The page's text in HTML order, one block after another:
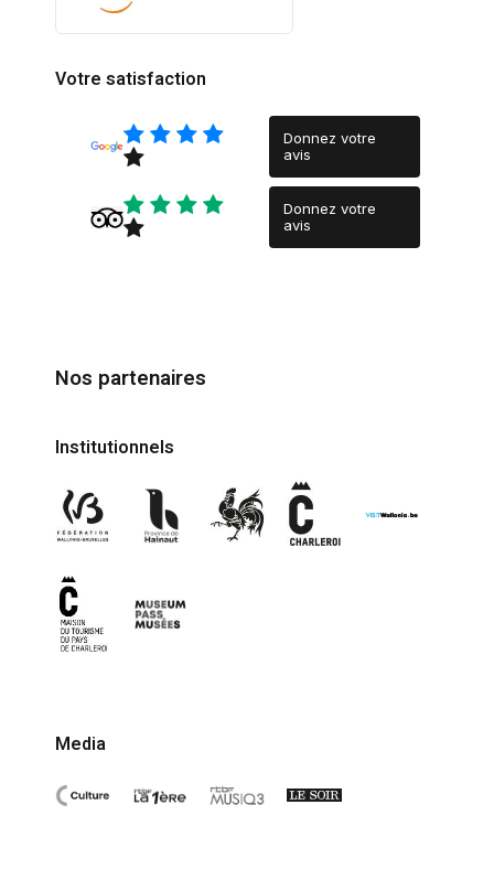
Votre satisfaction
Donnez votre
avis
Donnez votre
avis
Nos partenaires
Institutionnels
Media